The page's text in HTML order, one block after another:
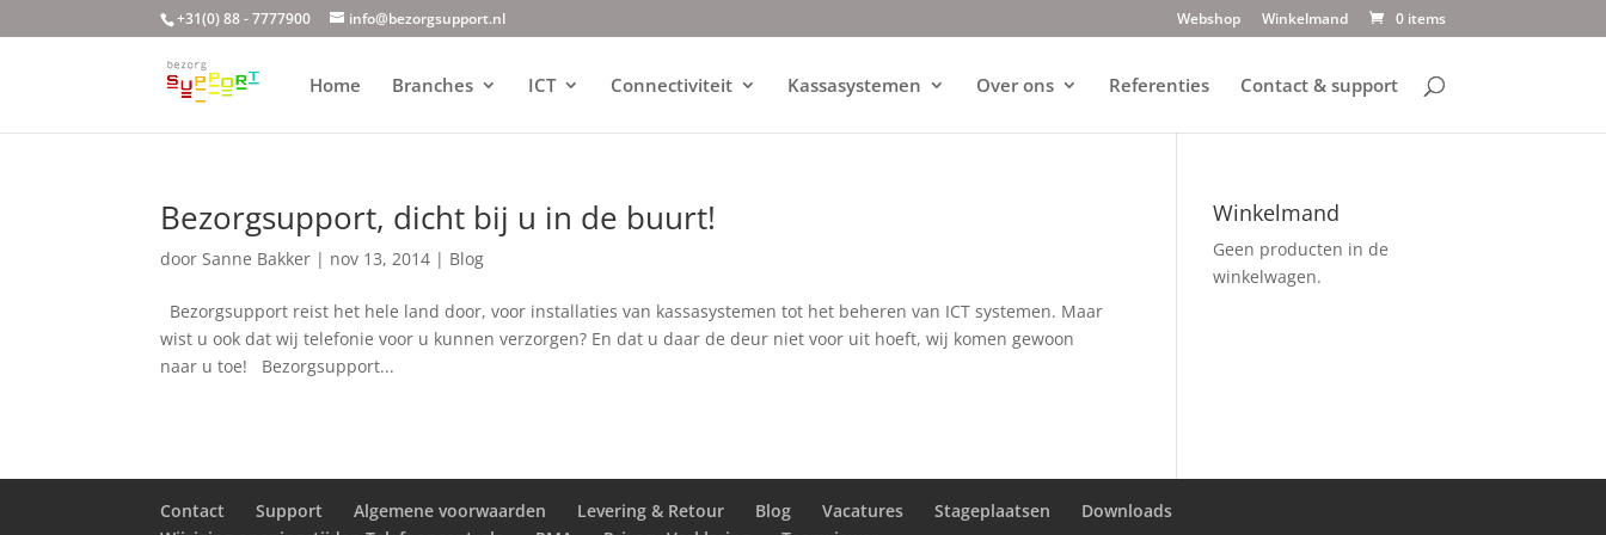
+31(0) 88 - 7777900 info@bezorgsupport.nl Webshop Winkelmand 0 items
Home Branches ICT Connectiviteit Kassasystemen Over ons Referenties Contact & support
Bezorgsupport, dicht bij u in de buurt!
doorSanne Bakker | nov 13, 2014 | Blog
Bezorgsupport reist het hele land door, voor installaties van kassasystemen tot het beheren van ICT systemen. Maar
wist u ook dat wij telefonie voor u kunnen verzorgen? En dat u daar de deur niet voor uit hoeft, wij komen gewoon
naar u toe! Bezorgsupport...
Winkelmand
Geen producten in de
winkelwagen.
Contact Support Algemene voorwaarden Levering & Retour Blog Vacatures Stageplaatsen
Downloads